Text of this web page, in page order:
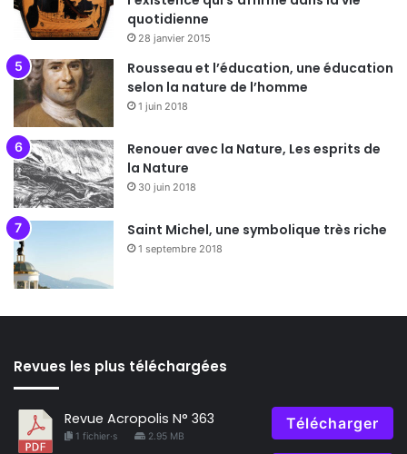
quotidienne
28 janvier 2015
Rousseau et l’éducation, une éducation
selon la nature de l’homme
1 juin 2018
Renouer avec la Nature, Les esprits de
la Nature
30 juin 2018
Saint Michel, une symbolique très riche
1 septembre 2018
Revues les plus téléchargées
Revue Acropolis N° 363
1 fichier·s 2.95 MB
Télécharger